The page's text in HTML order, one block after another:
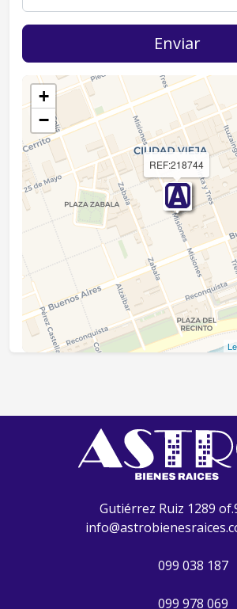
REF:218744
+
−
Gutiérrez Ruiz 1289
099 038 187
099 978 069